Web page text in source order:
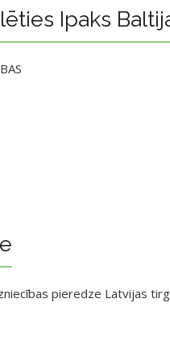
Ipaks
pieredze Latvijas